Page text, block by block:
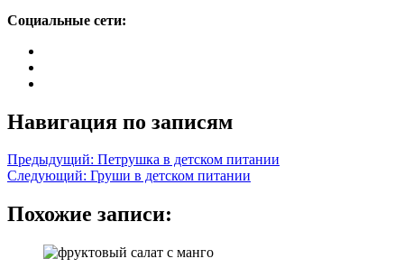
Социальные сети:
Навигация по записям
Предыдущий: Петрушка в детском питании
Следующий: Груши в детском питании
Похожие записи: